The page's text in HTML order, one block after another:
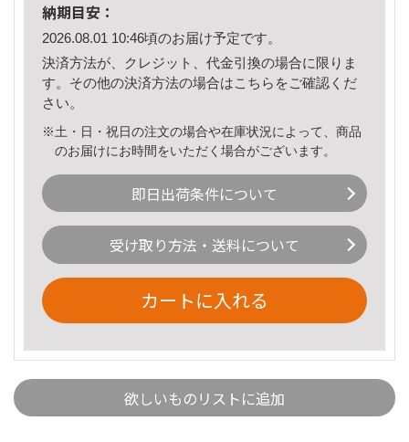
納期目安：
2026.08.01 10:46頃のお届け予定です。
決済方法が、クレジット、代金引換の場合に限りま
す。その他の決済方法の場合はこちら をご確認くだ
さい。
※土・日・祝日の注文の場合や在庫状況によって、商品
のお届けにお時間をいただく場合がございます。
即日出荷条件について
受け取り方法・送料について
カートに入れる
欲しいものリストに追加